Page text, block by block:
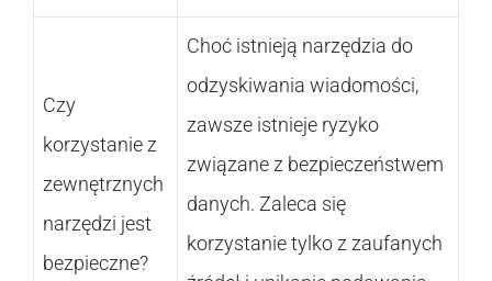
Czy
korzystanie z
zewnętrznych
narzędzi jest
bezpieczne?
Choć istnieją narzędzia do
odzyskiwania wiadomości,
zawsze istnieje ryzyko
związane z bezpieczeństwem
danych. Zaleca się
korzystanie tylko z zaufanych